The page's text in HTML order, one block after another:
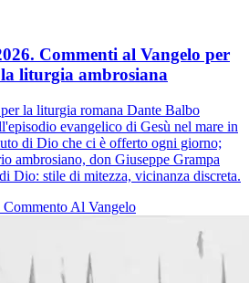
Commenti al Vangelo per
liturgia ambrosiana
la liturgia romana Dante Balbo
evangelico di Gesù nel mare in
di Dio che ci è offerto ogni giorno;
ambrosiano, don Giuseppe Grampa
Dio: stile di mitezza, vicinanza discreta.
Commento Al Vangelo